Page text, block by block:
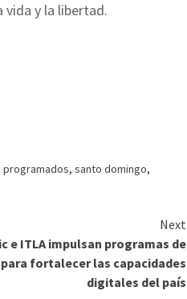
vida y la libertad.
,santo domingo,
Next
e ITLA impulsan programas de
fortalecer las capacidades
digitales del país